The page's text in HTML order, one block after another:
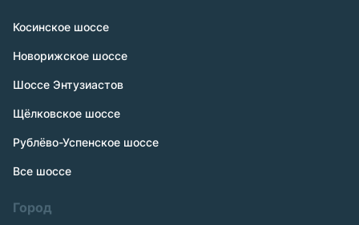
Косинское шоссе
Новорижское шоссе
Шоссе Энтузиастов
Щёлковское шоссе
Рублёво-Успенское шоссе
Все шоссе
Город